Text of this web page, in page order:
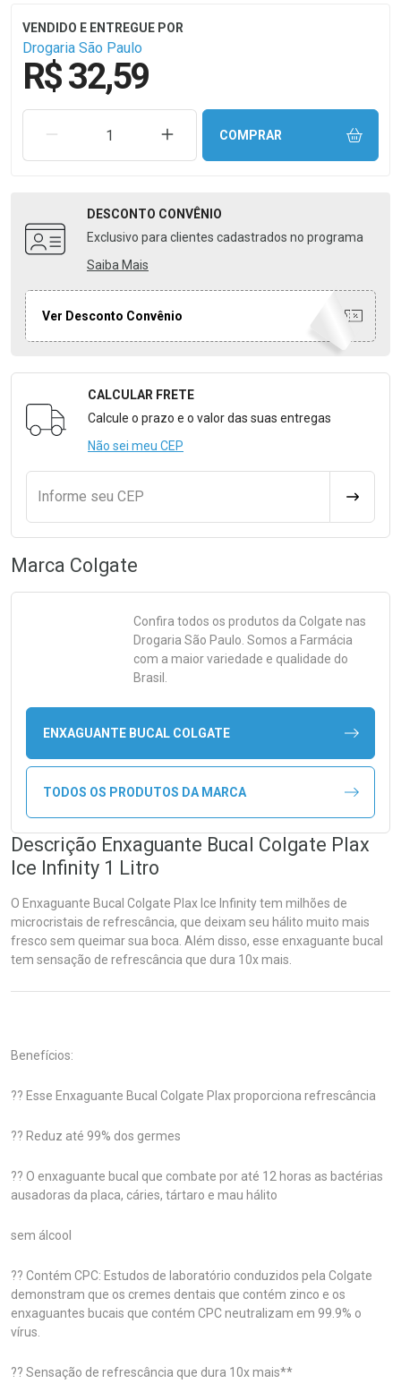
Drogaria São Paulo
R$ 32,59
REMOVER UMA UNIDADEAUMENTAR UMA UNIDADE
COMPRAR
DESCONTO CONVÊNIO
Exclusivo para clientes cadastrados no programa
Saiba Mais
Ver Desconto Convênio
Formulário para Calcular o Frete
CALCULAR FRETE
Calcule o prazo e o valor das suas entregas
Não sei meu CEP
Informe seu CEP
Marca Colgate
Confira todos os produtos da Colgate nas
Drogaria São Paulo. Somos a Farmácia
com a maior variedade e qualidade do
Brasil.
ENXAGUANTE BUCAL COLGATE
TODOS OS PRODUTOS DA MARCA
Descrição Enxaguante Bucal Colgate Plax
Ice Infinity 1 Litro
O Enxaguante Bucal Colgate Plax Ice Infinity tem milhões de
microcristais de refrescância, que deixam seu hálito muito mais
fresco sem queimar sua boca. Além disso, esse enxaguante bucal
tem sensação de refrescância que dura 10x mais.
Benefícios:
?? Esse Enxaguante Bucal Colgate Plax proporciona refrescância
?? Reduz até 99% dos germes
?? O enxaguante bucal que combate por até 12 horas as bactérias
ausadoras da placa, cáries, tártaro e mau hálito
sem álcool
?? Contém CPC: Estudos de laboratório conduzidos pela Colgate
demonstram que os cremes dentais que contém zinco e os
enxaguantes bucais que contém CPC neutralizam em 99.9% o
vírus.
?? Sensação de refrescância que dura 10x mais**